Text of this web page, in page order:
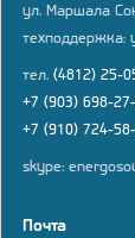
ул. Маршала
техподдержка:
тел. (4812) 25-
+7 (903) 698-
+7 (910) 724-
skype:
Почта